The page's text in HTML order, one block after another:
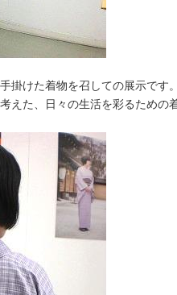
掛けた着物を召しての展示です
えた、日々の生活を彩るための